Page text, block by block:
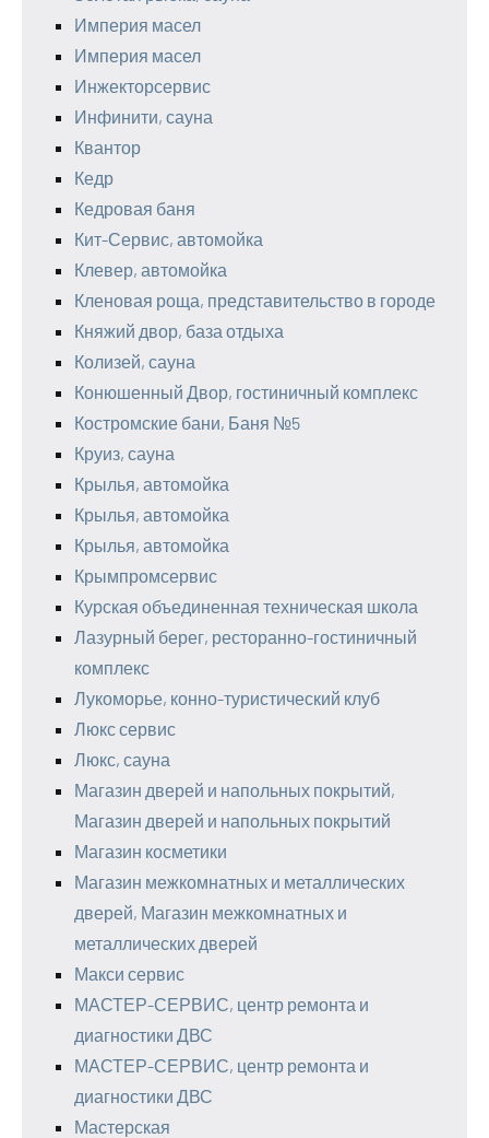
Империя масел
Империя масел
Инжекторсервис
Инфинити, сауна
Квантор
Кедр
Кедровая баня
Кит-Сервис, автомойка
Клевер, автомойка
Кленовая роща, представительство в городе
Княжий двор, база отдыха
Колизей, сауна
Конюшенный Двор, гостиничный комплекс
Костромские бани, Баня №5
Круиз, сауна
Крылья, автомойка
Крылья, автомойка
Крылья, автомойка
Крымпромсервис
Курская объединенная техническая школа
Лазурный берег, ресторанно-гостиничный
комплекс
Лукоморье, конно-туристический клуб
Люкс сервис
Люкс, сауна
Магазин дверей и напольных покрытий,
Магазин дверей и напольных покрытий
Магазин косметики
Магазин межкомнатных и металлических
дверей, Магазин межкомнатных и
металлических дверей
Макси сервис
МАСТЕР-СЕРВИС, центр ремонта и
диагностики ДВС
МАСТЕР-СЕРВИС, центр ремонта и
диагностики ДВС
Мастерская